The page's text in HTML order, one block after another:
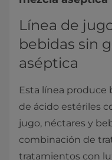
Línea de
bebidas sin
aséptica
Esta línea produce
de ácido estériles
jugo, néctares y
combinación de
tratamientos con